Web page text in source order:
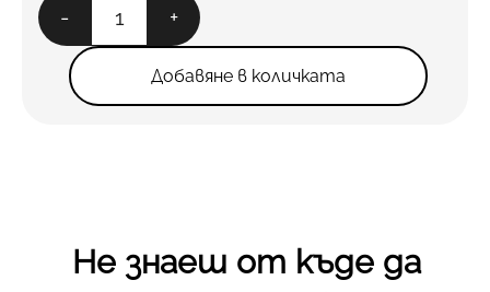
-
fast
+
Добавяне в количката
Не знаеш от къде да